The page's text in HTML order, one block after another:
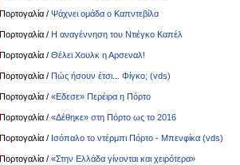
Πορτογαλία / Ψάχνει ομάδα ο Καπντεβίλα
Πορτογαλία / Η αναγέννηση του Ντιέγκο Καπέλ
Πορτογαλία / Θέλει Χουλκ η Αρσεναλ!
Πορτογαλία / Πώς ήσουν έτσι... Φίγκο; (vds)
Πορτογαλία / «Εδεσε» Περέιρα η Πόρτο
Πορτογαλία / «Δέθηκε» στη Πόρτο ως το 2016
Πορτογαλία / Ισόπαλο το ντέρμπι Πόρτο - Μπενφίκα (vds)
Πορτογαλία / «Στην Eλλάδα γίνονται και χειρότερα»